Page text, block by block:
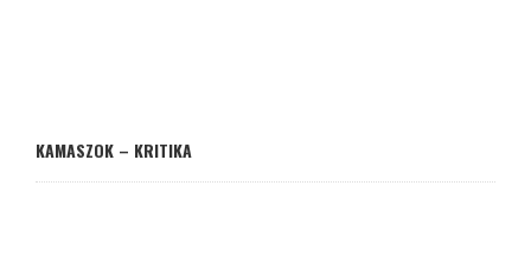
KAMASZOK – KRITIKA